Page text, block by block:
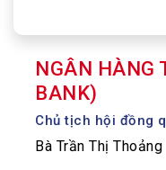
NGÂN HÀNG
BANK)
Chủ tịch hội đồng
Bà Trần Thị Thoảng